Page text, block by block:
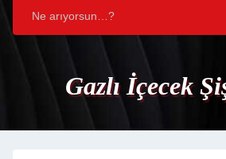
Gazlı İçecek